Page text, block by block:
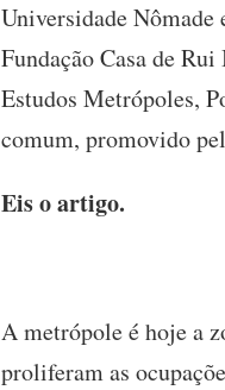
Universidade
Fundação Casa de
Estudos Metrópoles,
comum, promovido
Eis o artigo.
A metrópole é hoje a
proliferam as